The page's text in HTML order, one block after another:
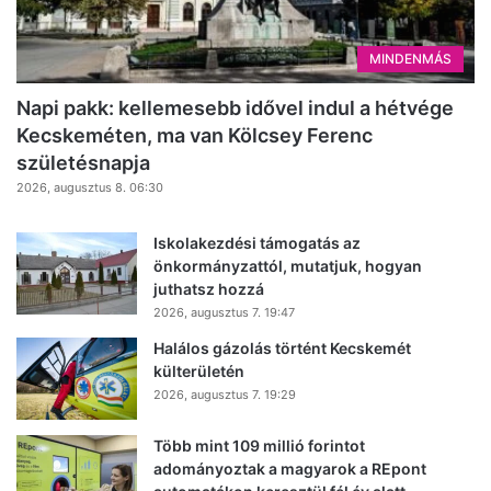
MINDENMÁS
Napi pakk: kellemesebb idővel indul a hétvége
Kecskeméten, ma van Kölcsey Ferenc
születésnapja
2026, augusztus 8. 06:30
Iskolakezdési támogatás az
önkormányzattól, mutatjuk, hogyan
juthatsz hozzá
2026, augusztus 7. 19:47
Halálos gázolás történt Kecskemét
külterületén
2026, augusztus 7. 19:29
Több mint 109 millió forintot
adományoztak a magyarok a REpont